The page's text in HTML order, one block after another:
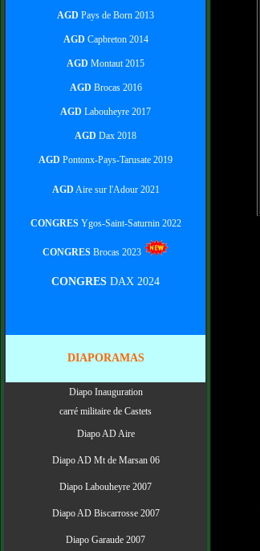
AGD Pays de Born 2013
AGD Capbreton 2014
AGD Montaut 2015
AGD Brocas 2016
AGD Labouheyre 2017
AGD Dax 2018
AGD Pontonx-Pays-Tarusate 2019
AGD Aire sur l'Adour 2021
CONGRESYgos-Saint-Saturnin 2022
CONGRES Brocas 2023
CONGRES DAX 2024
DIAPORAMAS
Diapo Inauguration
carré militaire de Castets
Diapo AD Aire
Diapo AD Mt de Marsan 06
Diapo Labouheyre 2007
Diapo AD Biscarrosse2007
Diapo Garaude 2007